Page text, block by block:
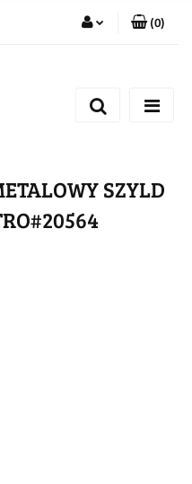
Zarejestruj się
(0)
SZYLD